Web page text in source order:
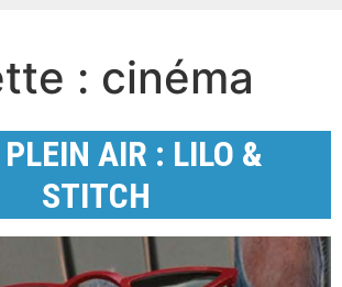
: cinéma
AIR : LILO &
STITCH